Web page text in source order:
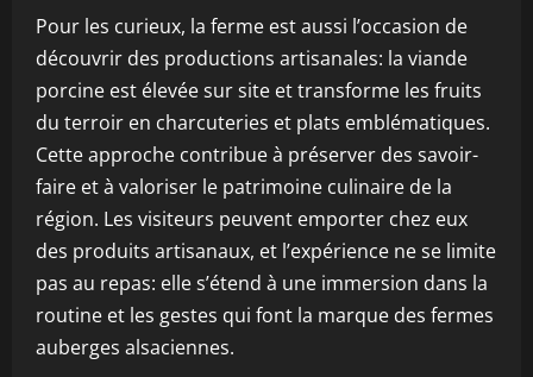
Pour les curieux, la ferme est aussi l’occasion de
découvrir des productions artisanales: la viande
porcine est élevée sur site et transforme les fruits
du terroir en charcuteries et plats emblématiques.
Cette approche contribue à préserver des savoir-
faire et à valoriser le patrimoine culinaire de la
région. Les visiteurs peuvent emporter chez eux
des produits artisanaux, et l’expérience ne se limite
pas au repas: elle s’étend à une immersion dans la
routine et les gestes qui font la marque des fermes
auberges alsaciennes.